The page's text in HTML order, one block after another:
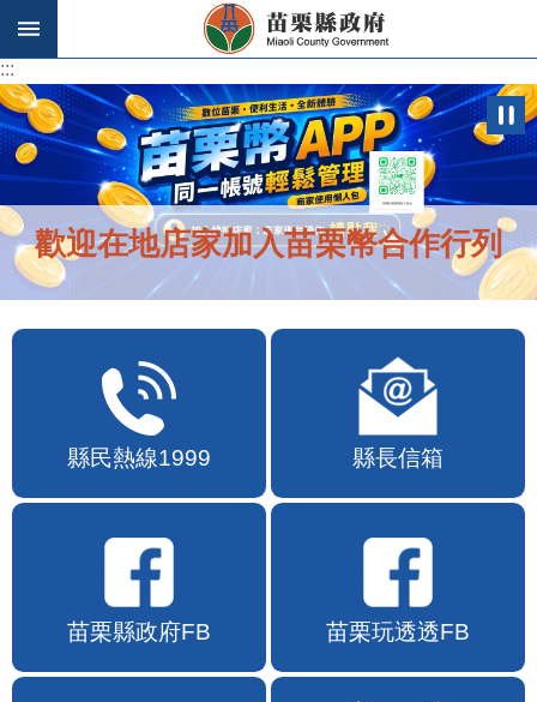
跳到主要內容區塊
:::
:::
歡迎在地店家加入苗栗幣合作行列
縣民熱線1999 縣長信箱
苗栗縣政府FB 苗栗玩透透FB